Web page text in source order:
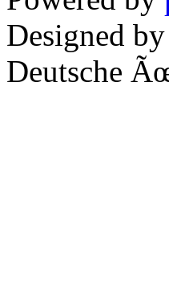
Designed
Deutsche